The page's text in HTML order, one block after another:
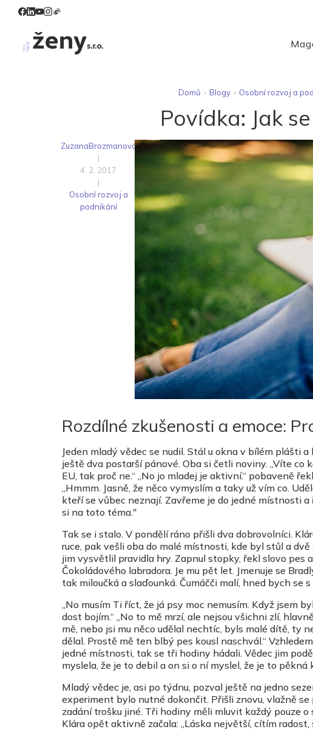
Domů » Blogy » Osobní rozvoj a
Povídka: Jak
ZuzanaBrozmanová
|
4. 2. 2017
|
Osobní rozvoj a
podnikání
Rozdílné zkušenosti a emoce:
Jeden mladý vědec se nudil. Stál u okna v bílém plášti
ještě dva postarší pánové. Oba si četli noviny. „Víte
EU, tak proč ne.“ „No jo mladej je aktivní.“ pobaveně
„Hmmm. Jasně, že něco vymyslím a taky už vím co.
kteří se vůbec neznají. Zavřeme je do jedné místnosti
si na toto téma."
Tak se i stalo. V pondělí ráno přišli dva dobrovolníci.
ruce, pak vešli oba do malé místnosti, kde byl stůl a
jim vysvětlil pravidla hry. Zapnul stopky, řekl slovo pes
Čokoládového labradora. Je mu pět let. Jmenuje se
tak miloučká a slaďounká. Čumáčči malí, hned bych se s
„No musím Ti říct, že já psy moc nemusím. Když jsem
dost bojím.“ „No to mě mrzí, ale nejsou všichni zlí,
mě, nebo jsi mu něco udělal nechtíc, byls malé dítě, ty
dělal. Prostě mě ten blbý pes kousl naschvál.“
jedné místnosti, tak se tři hodiny hádali. Vědec jim
myslela, že je to debil a on si o ní myslel, že je to pěkná
Mladý vědec je, asi po týdnu, pozval ještě na jedno
experiment bylo nutné dokončit. Přišli znovu, vlažně
zadání trošku jiné. Tři hodiny měli mluvit každý pouze
Klára opět aktivně začala: „Láska největší, cítím